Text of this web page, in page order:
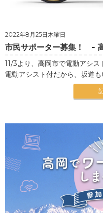
2022年8月25日木曜日
市民サポーター募集！ -
11/3より、高岡市で電動アシス
電動アシスト付だから、坂道